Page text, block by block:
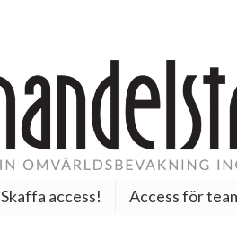
Skaffa access! Access för